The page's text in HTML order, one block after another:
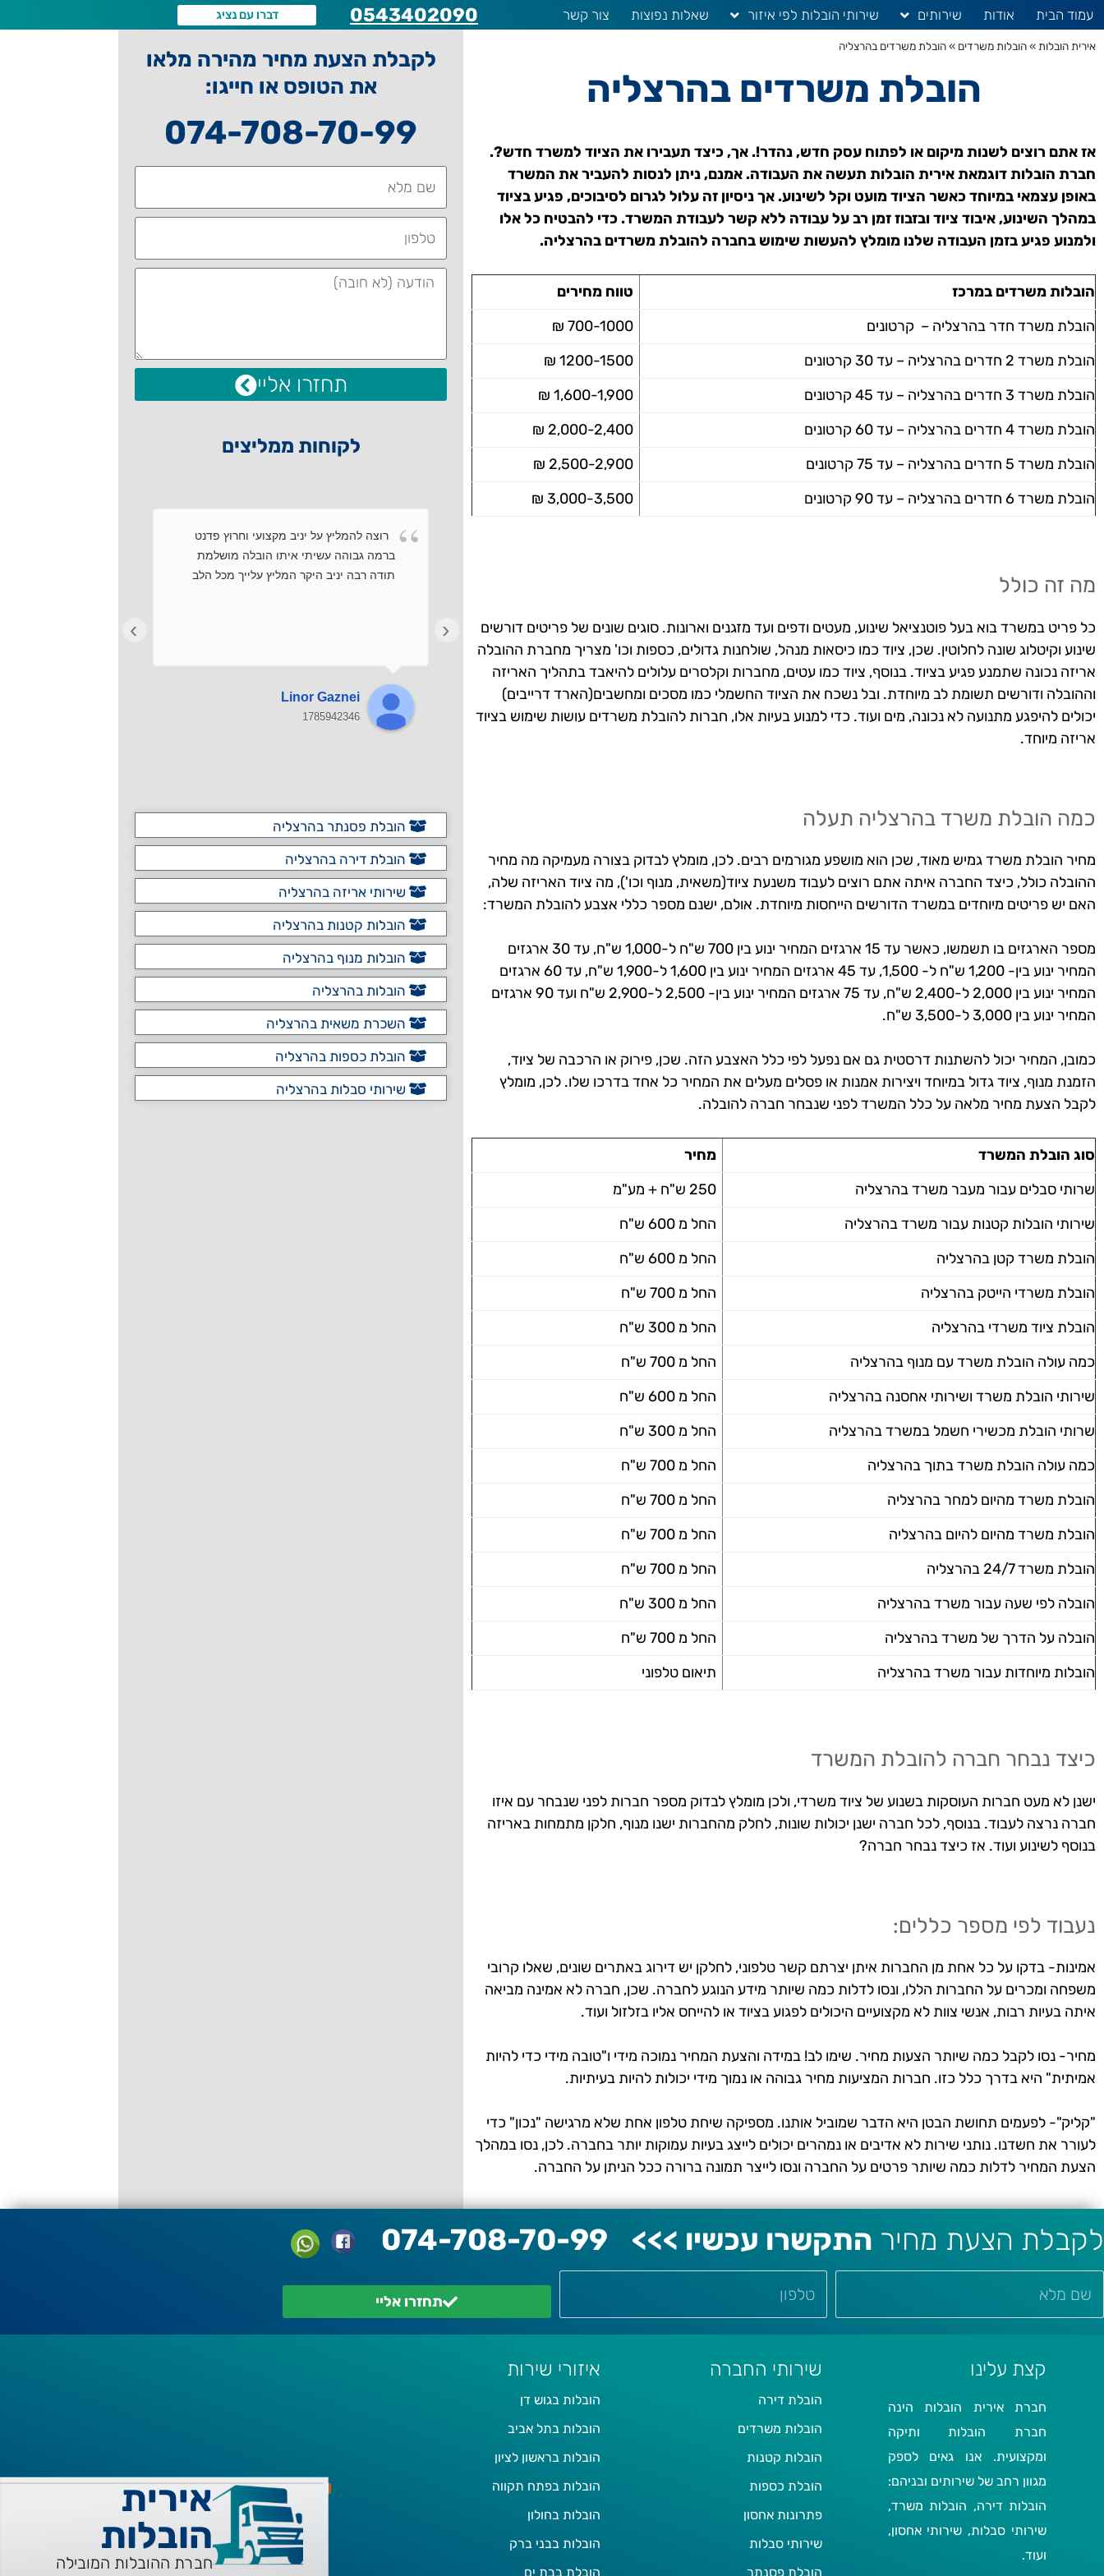
עמוד הבית אודות שירותים שירותי הובלות לפי איזור שאלות נפוצות צור קשר 0543402090 דברו עם נציג
אירית הובלות »הובלות משרדים »הובלת משרדים בהרצליה
הובלת משרדים בהרצליה
אז אתם רוצים לשנות מיקום או לפתוח עסק חדש, נהדר!. אך, כיצד תעבירו את הציוד למשרד חדש?.
חברת הובלות דוגמאת אירית הובלות תעשה את העבודה. אמנם, ניתן לנסות להעביר את המשרד
באופן עצמאי במיוחד כאשר הציוד מועט וקל לשינוע. אך ניסיון זה עלול לגרום לסיבוכים, פגיע בציוד
במהלך השינוע, איבוד ציוד ובזבוז זמן רב על עבודה ללא קשר לעבודת המשרד. כדי להבטיח כל אלו
ולמנוע פגיע בזמן העבודה שלנו מומלץ להעשות שימוש בחברה להובלת משרדים בהרצליה.
הובלות משרדים במרכז
טווח מחירים
הובלת משרד חדר בהרצליה – קרטונים
700-1000 ₪
הובלת משרד 2 חדרים בהרצליה – עד 30 קרטונים
1200-1500 ₪
הובלת משרד 3 חדרים בהרצליה – עד 45 קרטונים
1,600-1,900 ₪
הובלת משרד 4 חדרים בהרצליה – עד 60 קרטונים
2,000-2,400 ₪
הובלת משרד 5 חדרים בהרצליה – עד 75 קרטונים
2,500-2,900 ₪
הובלת משרד 6 חדרים בהרצליה – עד 90 קרטונים
3,000-3,500 ₪
מה זה כולל
כל פריט במשרד בוא בעל פוטנציאל שינוע, מעטים ודפים ועד מזגנים וארונות. סוגים שונים של פריטים דורשים
שינוע וקיטלוג שונה לחלוטין. שכן, ציוד כמו כיסאות מנהל, שולחנות גדולים, כספות וכו' מצריך מחברת ההובלה
אריזה נכונה שתמנע פגיע בציוד. בנוסף, ציוד כמו עטים, מחברות וקלסרים עלולים להיאבד בתהליך האריזה
וההובלה ודורשים תשומת לב מיוחדת. ובל נשכח את הציוד החשמלי כמו מסכים ומחשבים(הארד דרייבים)
יכולים להיפגע מתנועה לא נכונה, מים ועוד. כדי למנוע בעיות אלו, חברות להובלת משרדים עושות שימוש בציוד
אריזה מיוחד.
כמה הובלת משרד בהרצליה תעלה
מחיר הובלת משרד גמיש מאוד, שכן הוא מושפע מגורמים רבים. לכן, מומלץ לבדוק בצורה מעמיקה מה מחיר
ההובלה כולל, כיצד החברה איתה אתם רוצים לעבוד משנעת ציוד(משאית, מנוף וכו'), מה ציוד האריזה שלה,
האם יש פריטים מיוחדים במשרד הדורשים הייחסות מיוחדת. אולם, ישנם מספר כללי אצבע להובלת המשרד:
מספר הארגזים בו תשמשו, כאשר עד 15 ארגזים המחיר ינוע בין 700 ש"ח ל-1,000 ש"ח, עד 30 ארגזים
המחיר ינוע בין- 1,200 ש"ח ל- 1,500, עד 45 ארגזים המחיר ינוע בין 1,600 ל-1,900 ש"ח, עד 60 ארגזים
המחיר ינוע בין 2,000 ל-2,400 ש"ח, עד 75 ארגזים המחיר ינוע בין- 2,500 ל-2,900 ש"ח ועד 90 ארגזים
המחיר ינוע בין 3,000 ל-3,500 ש"ח.
כמובן, המחיר יכול להשתנות דרסטית גם אם נפעל לפי כלל האצבע הזה. שכן, פירוק או הרכבה של ציוד,
הזמנת מנוף, ציוד גדול במיוחד ויצירות אמנות או פסלים מעלים את המחיר כל אחד בדרכו שלו. לכן, מומלץ
לקבל הצעת מחיר מלאה על כלל המשרד לפני שנבחר חברה להובלה.
סוג הובלת המשרד
מחיר
שרותי סבלים עבור מעבר משרד בהרצליה
250 ש"ח + מע"מ
שירותי הובלות קטנות עבור משרד בהרצליה
החל מ 600 ש"ח
הובלת משרד קטן בהרצליה
החל מ 600 ש"ח
הובלת משרדי הייטק בהרצליה
החל מ 700 ש"ח
הובלת ציוד משרדי בהרצליה
החל מ 300 ש"ח
כמה עולה הובלת משרד עם מנוף בהרצליה
החל מ 700 ש"ח
שירותי הובלת משרד ושירותי אחסנה בהרצליה
החל מ 600 ש"ח
שרותי הובלת מכשירי חשמל במשרד בהרצליה
החל מ 300 ש"ח
כמה עולה הובלת משרד בתוך בהרצליה
החל מ 700 ש"ח
הובלת משרד מהיום למחר בהרצליה
החל מ 700 ש"ח
הובלת משרד מהיום להיום בהרצליה
החל מ 700 ש"ח
הובלת משרד 24/7 בהרצליה
החל מ 700 ש"ח
הובלה לפי שעה עבור משרד בהרצליה
החל מ 300 ש"ח
הובלה על הדרך של משרד בהרצליה
החל מ 700 ש"ח
הובלות מיוחדות עבור משרד בהרצליה
תיאום טלפוני
כיצד נבחר חברה להובלת המשרד
ישנן לא מעט חברות העוסקות בשנוע של ציוד משרדי, ולכן מומלץ לבדוק מספר חברות לפני שנבחר עם איזו
חברה נרצה לעבוד. בנוסף, לכל חברה ישנן יכולות שונות, לחלק מהחברות ישנו מנוף, חלקן מתמחות באריזה
בנוסף לשינוע ועוד. אז כיצד נבחר חברה?
נעבוד לפי מספר כללים:
אמינות- בדקו על כל אחת מן החברות איתן יצרתם קשר טלפוני, לחלקן יש דירוג באתרים שונים, שאלו קרובי
משפחה ומכרים על החברות הללו, ונסו לדלות כמה שיותר מידע הנוגע לחברה. שכן, חברה לא אמינה מביאה
איתה בעיות רבות, אנשי צוות לא מקצועיים היכולים לפגוע בציוד או להייחס אליו בזלזול ועוד.
מחיר- נסו לקבל כמה שיותר הצעות מחיר. שימו לב! במידה והצעת המחיר נמוכה מידי ו"טובה מידי כדי להיות
אמיתית" היא בדרך כלל כזו. חברות המציעות מחיר גבוהה או נמוך מידי יכולות להיות בעיתיות.
"קליק"- לפעמים תחושת הבטן היא הדבר שמוביל אותנו. מספיקה שיחת טלפון אחת שלא מרגישה "נכון" כדי
לעורר את חשדנו. נותני שירות לא אדיבים או נמהרים יכולים לייצג בעיות עמוקות יותר בחברה. לכן, נסו במהלך
הצעת המחיר לדלות כמה שיותר פרטים על החברה ונסו לייצר תמונה ברורה ככל הניתן על החברה.
לקבלת הצעת מחיר מהירה מלאו
את הטופס או חייגו:
074-708-70-99
תחזרו אליי
לקוחות ממליצים
רוצה להמליץ על יניב מקצועי וחרוץ פדנט
ברמה גבוהה עשיתי איתו הובלה מושלמת
תודה רבה יניב היקר המליץ עלייך מכל הלב
Linor Gaznei
1785942346
‹
›
הובלת פסנתר בהרצליה
הובלת דירה בהרצליה
שירותי אריזה בהרצליה
הובלות קטנות בהרצליה
הובלות מנוף בהרצליה
הובלות בהרצליה
השכרת משאית בהרצליה
הובלת כספות בהרצליה
שירותי סבלות בהרצליה
לקבלת הצעת מחיר התקשרו עכשיו >>> 074-708-70-99
תחזרו אליי
קצת עלינו
חברת אירית הובלות הינה
חברת הובלות ותיקה
ומקצועית. אנו גאים לספק
מגוון רחב של שירותים ובניהם:
הובלות דירה, הובלות משרד,
שירותי סבלות, שירותי אחסון,
ועוד.
שירותי החברה
הובלת דירה
הובלות משרדים
הובלות קטנות
הובלת כספות
פתרונות אחסון
שירותי סבלות
הובלת פסנתר
איזורי שירות
הובלות בגוש דן
הובלות בתל אביב
הובלות בראשון לציון
הובלות בפתח תקווה
הובלות בחולון
הובלות בבני ברק
הובלת בבת ים
אירית
הובלות
חברת ההובלות המובילה